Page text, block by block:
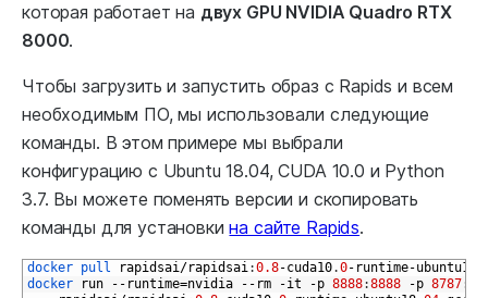
которая работает на двух GPU NVIDIA Quadro RTX
8000.
Чтобы загрузить и запустить образ с Rapids и всем
необходимым ПО, мы использовали следующие
команды. В этом примере мы выбрали
конфигурацию с Ubuntu 18.04, CUDA 10.0 и Python
3.7. Вы можете поменять версии и скопировать
команды для установкина сайте Rapids.
docker pull rapidsai/rapidsai:0.8-cuda10.0- runtime-ubuntu18
docker
run -- runtime=nvidia -- rm -it -p 8888:8888 -p 8787: